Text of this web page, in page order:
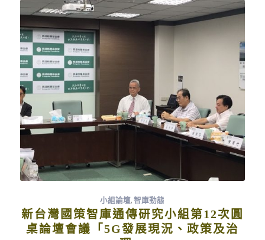
小組論壇,智庫動態
新台灣國策智庫通傳研究小組第12次圓
桌論壇會議「5G發展現況、政策及治